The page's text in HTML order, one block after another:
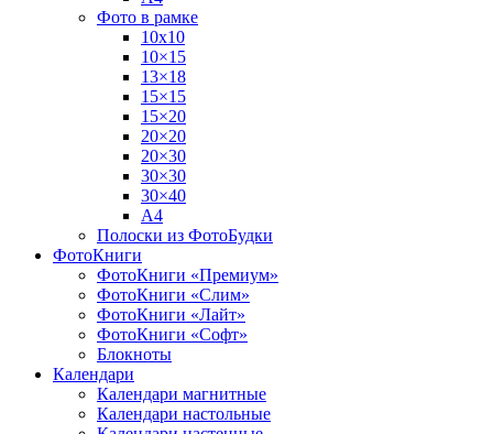
Фото в рамке
10х10
10×15
13×18
15×15
15×20
20×20
20×30
30×30
30×40
A4
Полоски из ФотоБудки
ФотоКниги
ФотоКниги «Премиум»
ФотоКниги «Слим»
ФотоКниги «Лайт»
ФотоКниги «Софт»
Блокноты
Календари
Календари магнитные
Календари настольные